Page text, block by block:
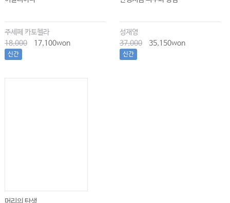
주세페 카토첼라
18,000
17,100won
신간
성재영
37,000
35,150won
신간